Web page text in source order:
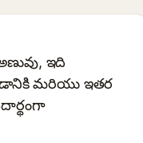
ఇది
మరియు ఇతర